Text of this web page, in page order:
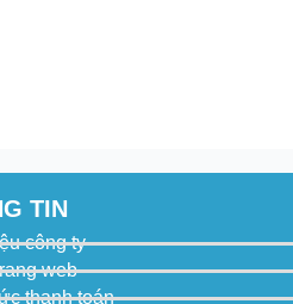
TIN
công ty
web
thanh toán